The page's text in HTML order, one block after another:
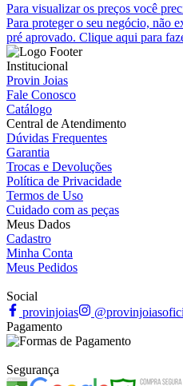
Para visualizar os preços você
Para proteger o seu negócio, não
pré aprovado. Clique aqui para
Institucional
Provin Joias
Fale Conosco
Catálogo
Central de Atendimento
Dúvidas Frequentes
Garantia
Trocas e Devoluções
Política de Privacidade
Termos de Uso
Cuidado com as peças
Meus Dados
Cadastro
Minha Conta
Meus Pedidos
Social
provinjoias
Pagamento
Segurança